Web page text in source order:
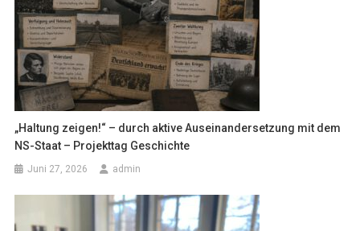
„Haltung zeigen!“ – durch aktive Auseinandersetzung mit dem
NS-Staat – Projekttag Geschichte
Juni 27, 2026 admin